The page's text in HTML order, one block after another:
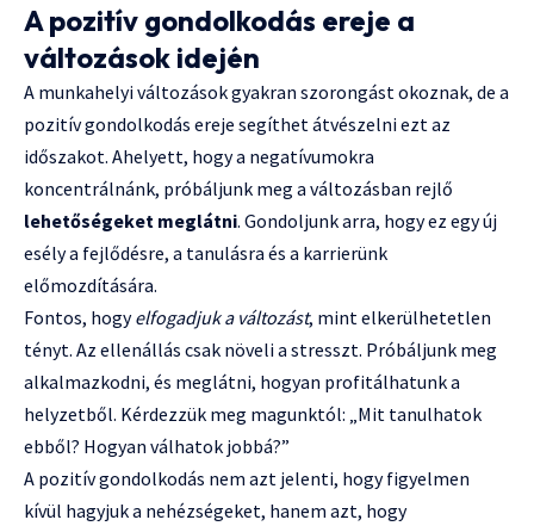
A pozitív gondolkodás ereje a
változások idején
A munkahelyi változások gyakran szorongást okoznak, de a
pozitív gondolkodás ereje segíthet átvészelni ezt az
időszakot. Ahelyett, hogy a negatívumokra
koncentrálnánk, próbáljunk meg a változásban rejlő
lehetőségeket meglátni. Gondoljunk arra, hogy ez egy új
esély a fejlődésre, a tanulásra és a karrierünk
előmozdítására.
Fontos, hogyelfogadjuk a változást, mint elkerülhetetlen
tényt. Az ellenállás csak növeli a stresszt. Próbáljunk meg
alkalmazkodni, és meglátni, hogyan profitálhatunk a
helyzetből. Kérdezzük meg magunktól: „Mit tanulhatok
ebből? Hogyan válhatok jobbá?”
A pozitív gondolkodás nem azt jelenti, hogy figyelmen
kívül hagyjuk a nehézségeket, hanem azt, hogy